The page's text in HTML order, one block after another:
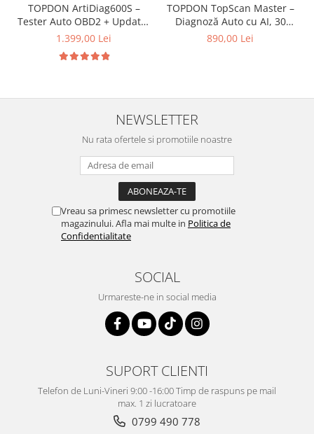
TOPDON ArtiDiag600S –
Tester Auto OBD2 + Update-
uri Gratuite pe Viață
1.399,00 Lei
TOPDON TopScan Master –
Diagnoză Auto cu AI, 30
Funcții Service, CAN-FD &
890,00 Lei
NEWSLETTER
Nu rata ofertele si promotiile noastre
Vreau sa primesc newsletter cu promotiile
magazinului. Afla mai multe in Politica de
Confidentialitate
SOCIAL
Urmareste-ne in social media
SUPORT CLIENTI
Telefon de Luni-Vineri 9:00 -16:00 Timp de raspuns pe mail
max. 1 zi lucratoare
0799 490 778